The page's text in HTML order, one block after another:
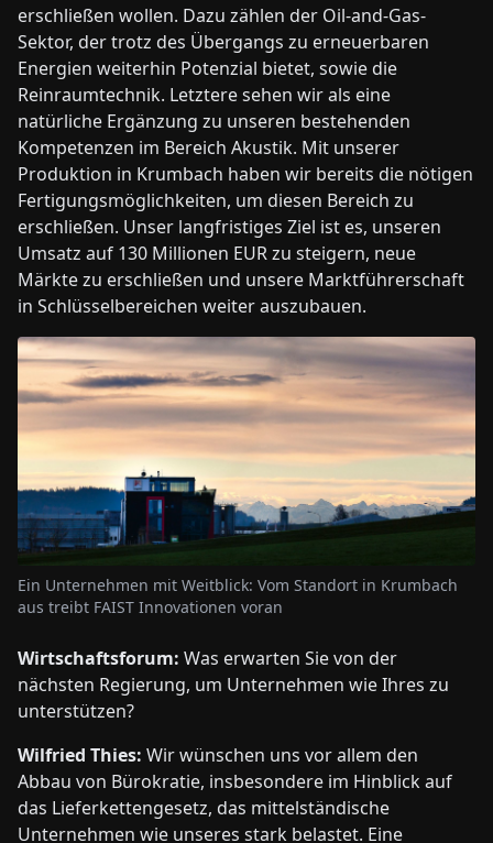
erschließen wollen. Dazu zählen der Oil-and-Gas-
Sektor, der trotz des Übergangs zu erneuerbaren
Energien weiterhin Potenzial bietet, sowie die
Reinraumtechnik. Letztere sehen wir als eine
natürliche Ergänzung zu unseren bestehenden
Kompetenzen im Bereich Akustik. Mit unserer
Produktion in Krumbach haben wir bereits die nötigen
Fertigungsmöglichkeiten, um diesen Bereich zu
erschließen. Unser langfristiges Ziel ist es, unseren
Umsatz auf 130 Millionen EUR zu steigern, neue
Märkte zu erschließen und unsere Marktführerschaft
in Schlüsselbereichen weiter auszubauen.
Ein Unternehmen mit Weitblick: Vom Standort in Krumbach
aus treibt FAIST Innovationen voran
Wirtschaftsforum: Was erwarten Sie von der
nächsten Regierung, um Unternehmen wie Ihres zu
unterstützen?
Wilfried Thies: Wir wünschen uns vor allem den
Abbau von Bürokratie, insbesondere im Hinblick auf
das Lieferkettengesetz, das mittelständische
Unternehmen wie unseres stark belastet. Eine